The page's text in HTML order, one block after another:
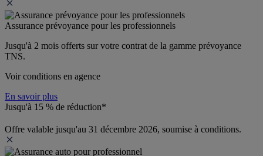
Assurance prévoyance pour les professionnels
Jusqu'à 2 mois offerts sur votre contrat de la gamme prévoyance
TNS.
Voir conditions en agence
En savoir plus
Jusqu'à 15 % de réduction*
Offre valable jusqu'au 31 décembre 2026, soumise à conditions.